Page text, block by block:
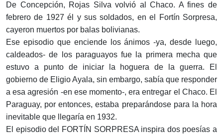
De Concepción, Rojas Silva volvió al Chaco. A fines de
febrero de 1927 él y sus soldados, en el Fortín Sorpresa,
cayeron muertos por balas bolivianas.
Ese episodio que enciende los ánimos -ya, desde luego,
caldeados- de los paraguayos fue la primera mecha que
estuvo a punto de iniciar la hoguera de la guerra. El
gobierno de Eligio Ayala, sin embargo, sabía que responder
a esa agresión -en ese momento-, era entregar el Chaco. El
Paraguay, por entonces, estaba preparándose para la hora
inevitable que llegaría en 1932.
El episodio del FORTÍN SORPRESA inspira dos poesías a